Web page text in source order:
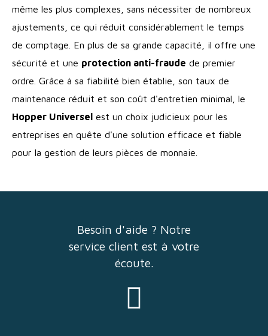
même les plus complexes, sans nécessiter de nombreux
ajustements, ce qui réduit considérablement le temps
de comptage. En plus de sa grande capacité, il offre une
sécurité et une protection anti-fraude de premier
ordre. Grâce à sa fiabilité bien établie, son taux de
maintenance réduit et son coût d'entretien minimal, le
Hopper Universelest un choix judicieux pour les
entreprises en quête d'une solution efficace et fiable
pour la gestion de leurs pièces de monnaie.
Besoin d'aide ? Notre
service client est à votre
écoute.